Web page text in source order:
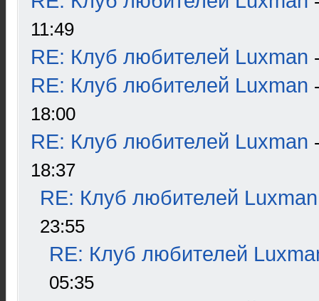
11:49
RE: Клуб любителей Luxman
RE: Клуб любителей Luxman
18:00
RE: Клуб любителей Luxman
18:37
RE: Клуб любителей Luxman
23:55
RE: Клуб любителей
05:35